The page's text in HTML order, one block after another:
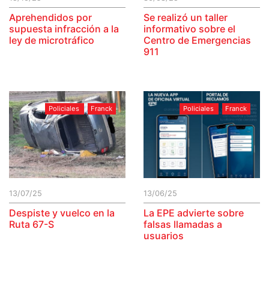
Aprehendidos por
supuesta infracción a la
ley de microtráfico
Se realizó un taller
informativo sobre el
Centro de Emergencias
911
Policiales Franck
13/07/25
Despiste y vuelco en la
Ruta 67-S
Policiales Franck
13/06/25
La EPE advierte sobre
falsas llamadas a
usuarios